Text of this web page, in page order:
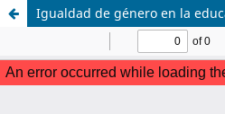
Igualdad de género en la